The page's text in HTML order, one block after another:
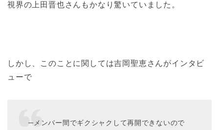
視界の上田晋也さんもかなり驚いていました。
しかし、このことに関しては吉岡聖恵さんがインタビ
ューで
─メンバー間でギクシャクして再開できないので